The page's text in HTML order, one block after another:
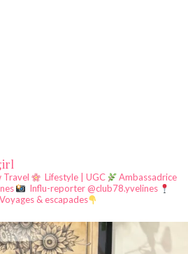
Travel Lifestyle | UGC
Ambassadrice
Influ-reporter @club78.yvelines
Voyages & escapades